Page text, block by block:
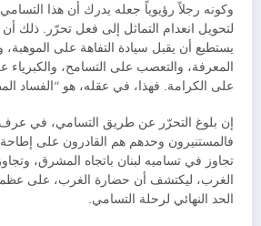
وكونه رجلاً رؤيوياً جعله يدرك أن هذا
لتحويل انعدام التماثل إلى فعل تحرّر. ذلك
يستطيع أن يقبل سيادة التفاهة على
المعرفة، والتعصب على التسامح، والكبرياء
على الكرامة. فهذا، في عقله، هو “الفساد
إن بلوغ التحرّر عن طريق التسامي، في عرف
فالمستنيرون وحدهم هم القادرون على
تجاوز في تساميه لبنان باتجاه المشرق،
الغرب، ليكتشف أن حضارة الغرب، على
الحد النهائي لرحلة التسامي.